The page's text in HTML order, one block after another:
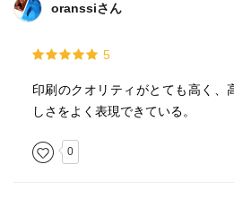
oranssiさん
5
印刷のクオリティがとても高く、
しさをよく表現できている。
0